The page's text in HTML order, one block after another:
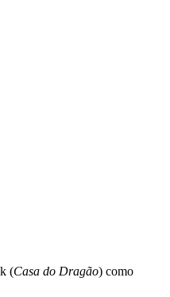
(Casa do Dragão) como